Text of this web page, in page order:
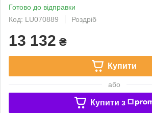
Готово до відправки
Код: LU070889
Роздріб
13 132 ₴
Купити
або
Купити з